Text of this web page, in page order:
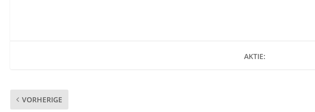
AKTIE:
VORHERIGE